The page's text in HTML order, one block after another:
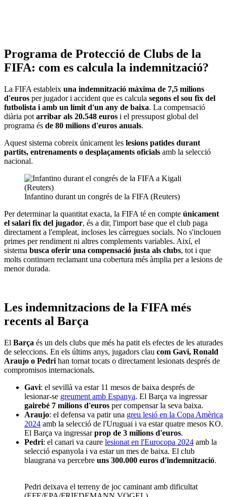
Programa de Protecció de Clubs de la
FIFA: com es calcula la indemnització?
La FIFA estableix una indemnització màxima de 7,5 milions
d'euros per jugador i accident que es calcula segons el sou fix del
futbolista i amb un límit d'un any de baixa. La compensació
diària pot arribar als 20.548 euros i el pressupost global del
programa és de 80 milions d'euros anuals.
Aquest sistema cobreix únicament les lesions patides durant
partits, entrenaments o desplaçaments oficials amb la selecció
nacional.
Infantino durant un congrés de la FIFA (Reuters)
Per determinar la quantitat exacta, la FIFA té en compte únicament
el salari fix del jugador, és a dir, l'import base que el club paga
directament a l'empleat, incloses les càrregues socials. No s'inclouen
primes per rendiment ni altres complements variables. Així, el
sistema busca oferir una compensació justa als clubs, tot i que
molts continuen reclamant una cobertura més àmplia per a lesions de
menor durada.
Les indemnitzacions de la FIFA més
recents al Barça
El Barça és un dels clubs que més ha patit els efectes de les aturades
de seleccions. En els últims anys, jugadors clau com Gavi, Ronald
Araujo o Pedri han tornat tocats o directament lesionats després de
compromisos internacionals.
Gavi: el sevillà va estar 11 mesos de baixa després de
lesionar-se greument amb Espanya. El Barça va ingressar
gairebé 7 milions d'euros per compensar la seva baixa.
Araujo: el defensa va patir una greu lesió en la Copa Amèrica
2024 amb la selecció de l'Uruguai i va estar quatre mesos KO.
El Barça va ingressarprop de 3 milions d'euros.
Pedri: el canari va caure lesionat en l'Eurocopa 2024 amb la
selecció espanyola i va estar un mes de baixa. El club
blaugrana va percebre uns 300.000 euros d'indemnització.
Pedri deixava el terreny de joc caminant amb dificultat